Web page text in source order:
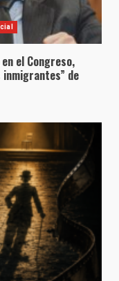
el Congreso,
de